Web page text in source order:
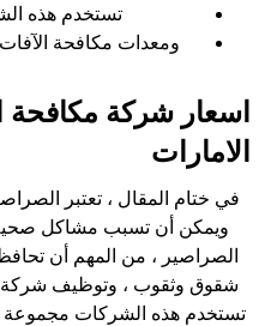
تستخدم هذه
ومعدات مكافحة
اسعار شركة
الامارات
في ختام المقال ، تعتبر
ويمكن أن تسبب مشاكل
الصراصير ، من المهم أن
شقوق وثقوب ، وتوظيف شركة
تستخدم هذه الشركات مجموعة